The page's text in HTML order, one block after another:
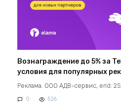
Вознаграждение до 5% за
условия для популярных
Реклама. ООО АДВ-сервис, erid:
0 526